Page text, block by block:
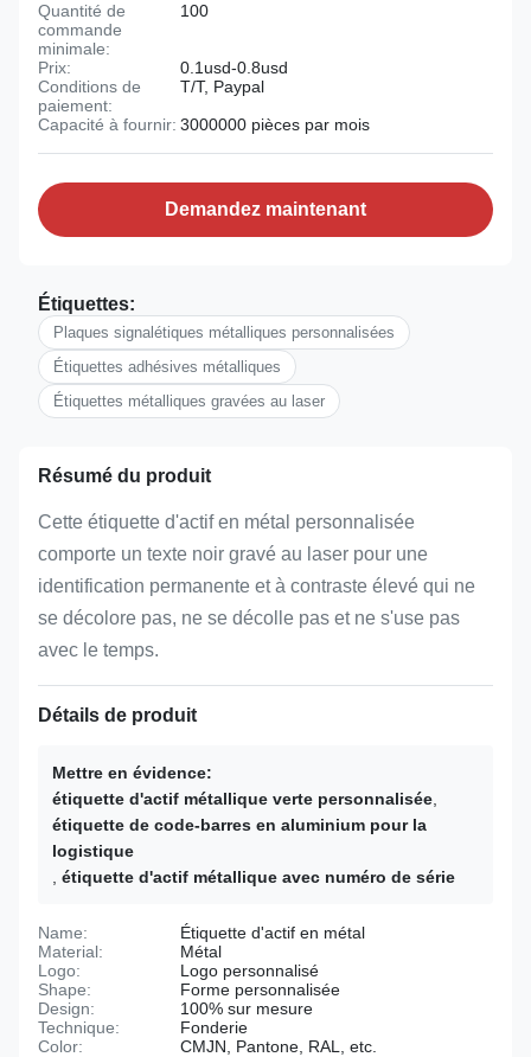
Quantité de
commande
minimale:
100
Prix:
0.1usd-0.8usd
Conditions de
paiement:
T/T, Paypal
Capacité à fournir: 3000000 pièces par mois
Demandez maintenant
Étiquettes:
Plaques signalétiques métalliques personnalisées
Étiquettes adhésives métalliques
Étiquettes métalliques gravées au laser
Résumé du produit
Cette étiquette d'actif en métal personnalisée
comporte un texte noir gravé au laser pour une
identification permanente et à contraste élevé qui ne
se décolore pas, ne se décolle pas et ne s'use pas
avec le temps.
Détails de produit
Mettre en évidence:
étiquette d'actif métallique verte personnalisée
étiquette de code-barres en aluminium pour la
logistique
étiquette d'actif métallique avec numéro de série
Name:
Étiquette d'actif en métal
Material:
Métal
Logo:
Logo personnalisé
Shape:
Forme personnalisée
Design:
100% sur mesure
Technique:
Fonderie
Color:
CMJN, Pantone, RAL, etc.